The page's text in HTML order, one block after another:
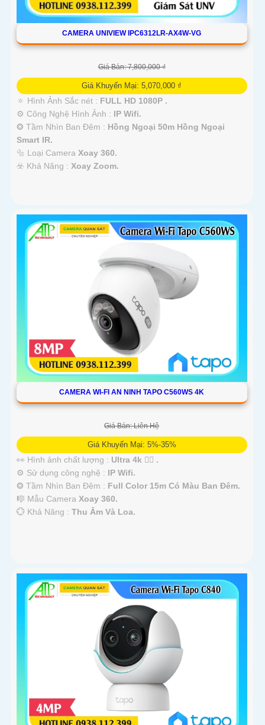
CAMERA UNIVIEW IPC6312LR-AX4W-VG
Giá Bán: 7,800,000 ₫
Giá Khuyến Mại: 5,070,000 ₫
🔅 Hình Ảnh Sắc nét : FULL HD 1080P .
⚙ Công Nghệ Hình Ảnh : IP Wifi.
❂ Tầm Nhìn Ban Đêm : Hồng Ngoại 50m Hồng Ngoại
Smart IR.
🔩 Loại Camera Xoay 360.
️☣️ Khả Năng : Xoay Zoom.
CAMERA WI-FI AN NINH TAPO C560WS 4K
Giá Bán: Liên Hệ
Giá Khuyến Mại: 5%-35%
👀 Hình ảnh chất lượng : Ultra 4k 👍🏾 .
⚙ Sử dụng công nghệ : IP Wifi.
❂ Tầm Nhìn Ban Đêm : Full Color 15m Có Màu Ban Ðêm.
🎼️ Mẫu Camera Xoay 360.
️💮 Khả Năng : Thu Âm Và Loa.